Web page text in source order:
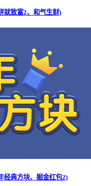
就致富2、和气生财)
经典方块、掘金红包2)